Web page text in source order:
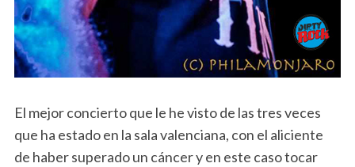
El mejor concierto que le he visto de las tres veces
que ha estado en la sala valenciana, con el aliciente
de haber superado un cáncer y en este caso tocar